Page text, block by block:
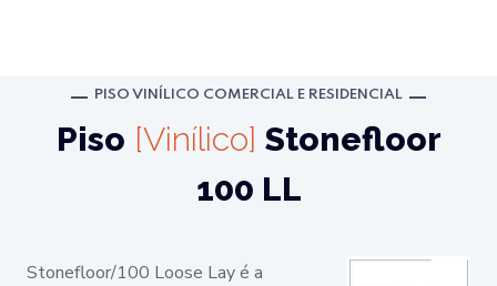
PISO VINÍLICO COMERCIAL E RESIDENCIAL
Piso [Vinílico] Stonefloor
100 LL
Stonefloor/100 Loose Lay é a